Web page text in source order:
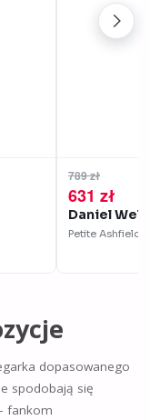
789 zł
631 zł
Daniel
Petite Ashfield
dopasowanego
spodobają się
fankom